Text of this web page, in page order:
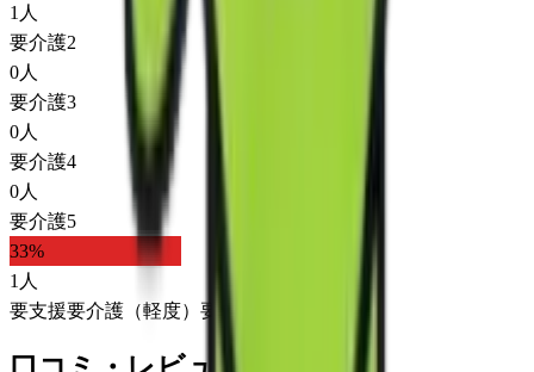
1 人
要介護2
0人
要介護3
0人
要介護4
0人
要介護5
33%
1 人
要支援要介護（軽度） 要介護（重度）